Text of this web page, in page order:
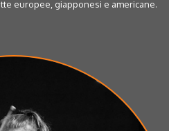
europee, giapponesi e americane.